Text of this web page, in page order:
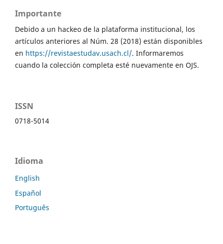
Importante
Debido a un hackeo de la plataforma institucional, los
artículos anteriores al Núm. 28 (2018) están disponibles
en https://revistaestudav.usach.cl/. Informaremos
cuando la colección completa esté nuevamente en OJS.
ISSN
0718-5014
Idioma
English
Español
Português